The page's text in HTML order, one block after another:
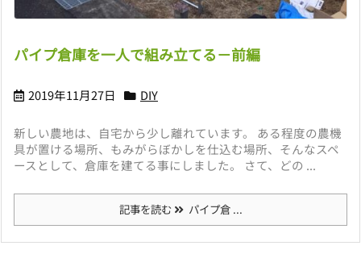
パイプ倉庫を一人で組み立てる－前編
2019年11月27日 DIY
新しい農地は、自宅から少し離れています。 ある程度の農機
具が置ける場所、もみがらぼかしを仕込む場所、そんなスペ
ースとして、倉庫を建てる事にしました。 さて、どの ...
記事を読む パイプ倉 ...